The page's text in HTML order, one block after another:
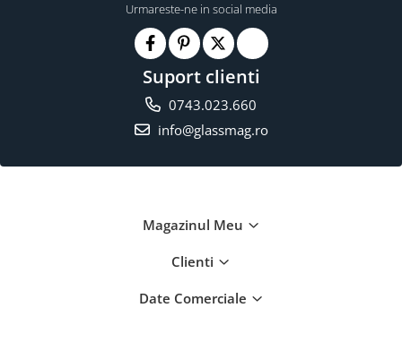
Urmareste-ne in social media
Suport clienti
0743.023.660
info@glassmag.ro
Magazinul Meu
Clienti
Date Comerciale